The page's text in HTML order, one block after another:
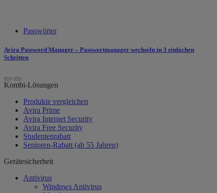
Passwörter
Avira Password Manager – Passwortmanager wechseln in 3 einfachen
Schritten
Kombi-Lösungen
Produkte vergleichen
Avira Prime
Avira Internet Security
Avira Free Security
Studentenrabatt
Senioren-Rabatt (ab 55 Jahren)
Gerätesicherheit
Antivirus
Windows Antivirus